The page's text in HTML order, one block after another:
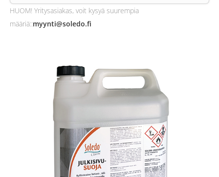
HUOM! Yritysasiakas, voit kysyä suurempia
määriä::myynti@soledo.fi